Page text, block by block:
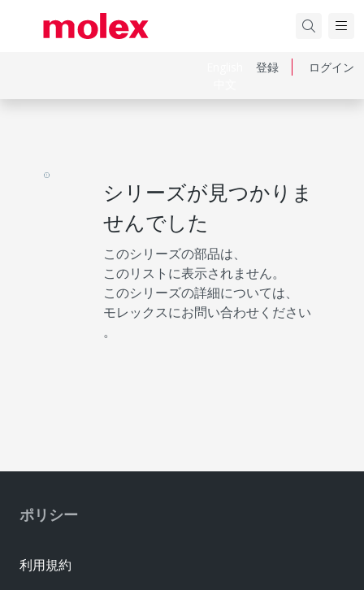
登録 ログイン
シリーズが見つかりま
せんでした
このシリーズの部品は、
このリストに表示されません。
このシリーズの詳細については、
モレックスにお問い合わせください
。
ポリシー
利用規約